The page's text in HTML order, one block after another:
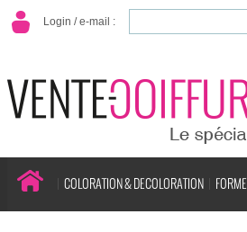
Login / e-mail :
COLORATION & DECOLORATION FORME